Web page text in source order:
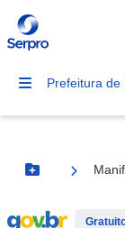
Prefeitura de
Botão Menu
Serviço Externo